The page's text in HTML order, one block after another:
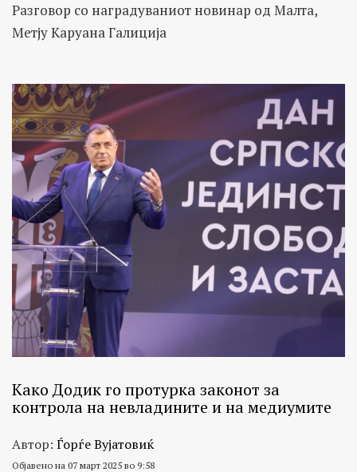
Разговор со наградуваниот новинар од Малта,
Метју Каруана Галиција
Како Додик го протурка законот за
контрола на невладините и на медиумите
Автор: Ѓорѓе Вујатовиќ
Објавено на 07 март 2025 во 9:58